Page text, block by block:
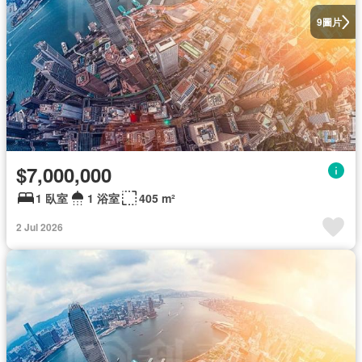
9圖片
$7,000,000
1 臥室 1 浴室 405 m²
2 Jul 2026